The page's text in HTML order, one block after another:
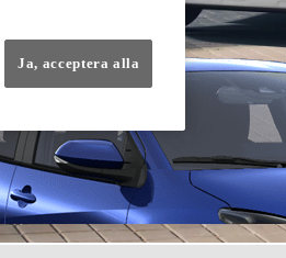
Ja, acceptera alla